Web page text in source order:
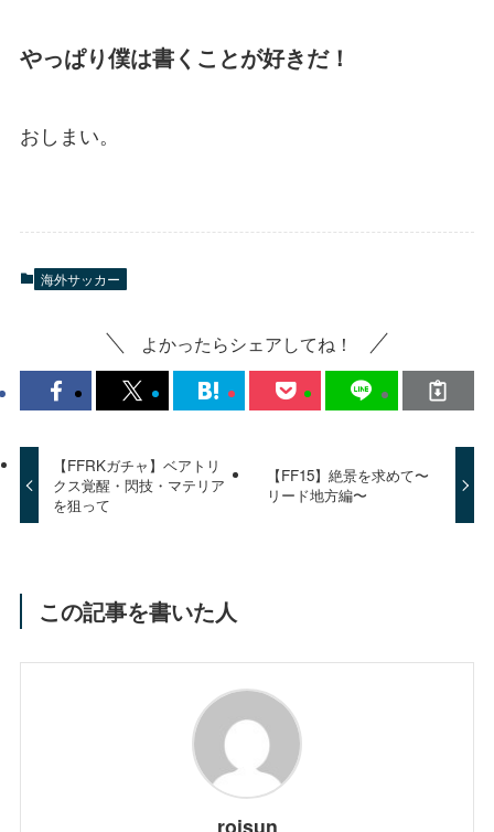
やっぱり僕は書くことが好きだ！
おしまい。
海外サッカー
よかったらシェアしてね！
【FFRKガチャ】ベアトリ
クス覚醒・閃技・マテリア
を狙って
【FF15】絶景を求めて〜
リード地方編〜
この記事を書いた人
roisun